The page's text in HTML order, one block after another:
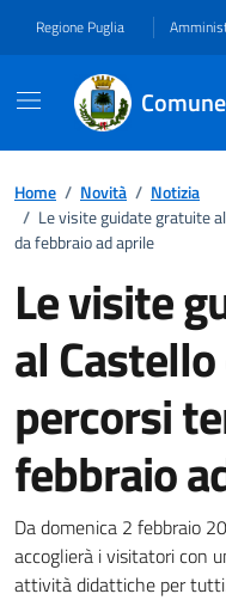
Regione Puglia
Home / Novità / Notizia
/ Le visite guidate gratuite
da febbraio ad aprile
Le visite
al
percorsi
febbraio
Dettagli
Da domenica 2 febbraio
accoglierà i visitatori con
attività didattiche per